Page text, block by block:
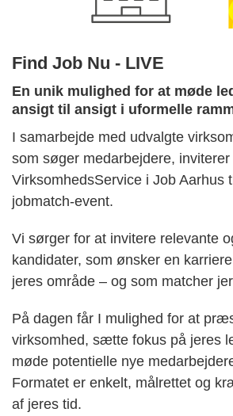
Find Job Nu - LIVE
En unik mulighed for at møde
ansigt til ansigt i uformelle
I samarbejde med udvalgte
som søger medarbejdere, inviterer
VirksomhedsService i Job Aarhus
jobmatch-event.
Vi sørger for at invitere relevante
kandidater, som ønsker en
jeres område – og som matcher
På dagen får I mulighed for at
virksomhed, sætte fokus på jeres
møde potentielle nye
Formatet er enkelt, målrettet og
af jeres tid.